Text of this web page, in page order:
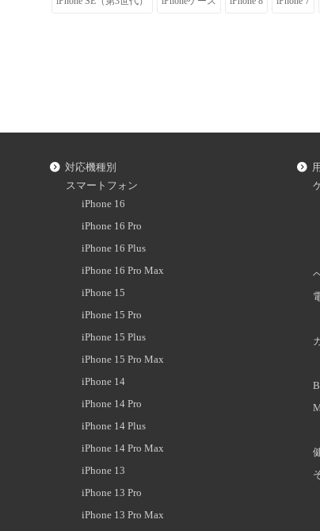
対応機種別
スマートフォン
iPhone 16
iPhone 16 Pro
iPhone 16 Plus
iPhone 16 Pro Max
iPhone 15
iPhone 15 Pro
iPhone 15 Plus
iPhone 15 Pro Max
iPhone 14
iPhone 14 Pro
iPhone 14 Plus
iPhone 14 Pro Max
iPhone 13
iPhone 13 Pro
iPhone 13 Pro Max